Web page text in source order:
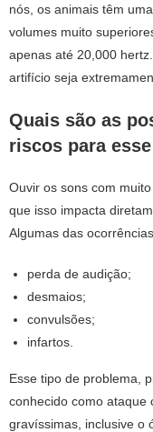
nós, os animais têm
volumes muito
apenas até 20,000
artifício seja
Quais são as
riscos para
Ouvir os sons com
que isso impacta
Algumas das
perda de audição;
desmaios;
convulsões;
infartos.
Esse tipo de problema,
conhecido como
gravíssimas, inclusive o